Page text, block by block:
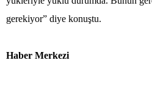
gerekiyor” diye konuştu.
Haber Merkezi